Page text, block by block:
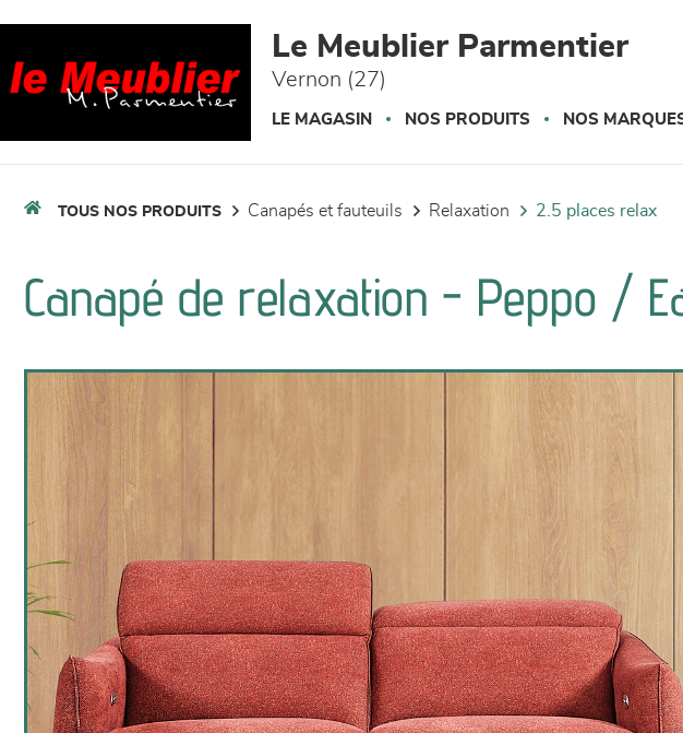
Le Meublier Parmentier
Vernon (27)
LE MAGASIN NOS PRODUITS NOS
TOUS NOS PRODUITS canapés et fauteuils relaxation 2.5 places relax
Canapé de relaxation - Peppo /